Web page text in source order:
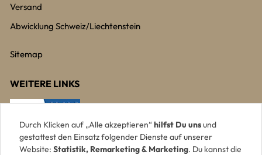
Versand
Abwicklung Schweiz/Liechtenstein
Sitemap
WEITERE LINKS
Durch Klicken auf „Alle akzeptieren“ hilfst Du unsund
gestattest den Einsatz folgender Dienste auf unserer
Website: Statistik, Remarketing & Marketing. Du kannst die